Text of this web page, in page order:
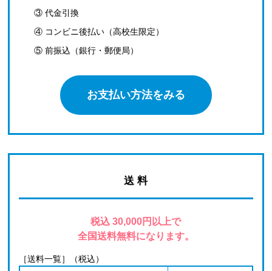
③ 代金引換
④ コンビニ後払い（高校生限定）
⑤ 前振込（銀行・郵便局）
お支払い方法をみる
送 料
税込 30,000円以上で
全国送料無料になります。
［送料一覧］（税込）